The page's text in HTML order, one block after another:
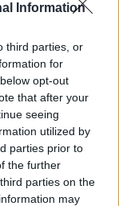
Information
third parties, or
for
opt-out
that after your
seeing
utilized by
parties prior to
the further
parties on the
may
Newsκαι
Instagram